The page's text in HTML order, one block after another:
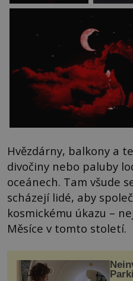
Hvězdárny, balkony a
divočiny nebo paluby
oceánech. Tam všude
scházejí lidé, aby
kosmickému úkazu –
Měsíce v tomto století.